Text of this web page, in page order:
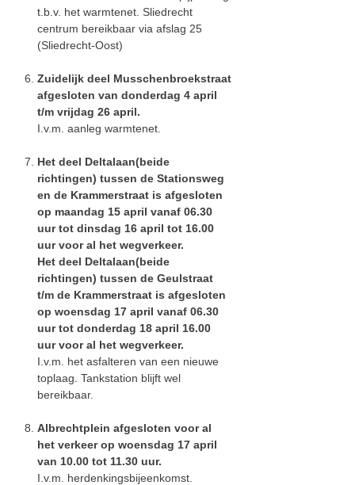
t.b.v. het warmtenet. Sliedrecht
centrum bereikbaar via afslag 25
(Sliedrecht-Oost)
Zuidelijk deel Musschenbroekstraat
afgesloten van donderdag 4 april
t/m vrijdag 26 april.
I.v.m. aanleg warmtenet.
Het deel Deltalaan(beide
richtingen) tussen de Stationsweg
en de Krammerstraat is afgesloten
op maandag 15 april vanaf 06.30
uur tot dinsdag 16 april tot 16.00
uur voor al het wegverkeer.
Het deel Deltalaan(beide
richtingen) tussen de Geulstraat
t/m de Krammerstraat is afgesloten
op woensdag 17 april vanaf 06.30
uur tot donderdag 18 april 16.00
uur voor al het wegverkeer.
I.v.m. het asfalteren van een nieuwe
toplaag. Tankstation blijft wel
bereikbaar.
Albrechtplein afgesloten voor al
het verkeer op woensdag 17 april
van 10.00 tot 11.30 uur.
I.v.m. herdenkingsbijeenkomst.